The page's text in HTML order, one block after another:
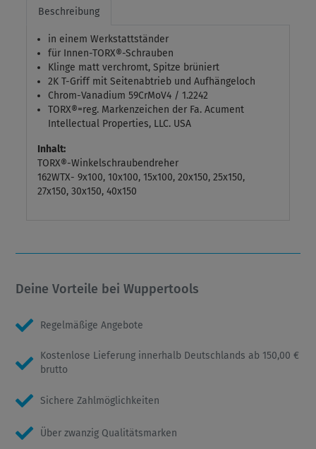
Beschreibung
in einem Werkstattständer
für Innen-TORX®-Schrauben
Klinge matt verchromt, Spitze brüniert
2K T-Griff mit Seitenabtrieb und Aufhängeloch
Chrom-Vanadium 59CrMoV4 / 1.2242
TORX®=reg. Markenzeichen der Fa. Acument
Intellectual Properties, LLC. USA
Inhalt:
TORX®-Winkelschraubendreher
162WTX- 9x100, 10x100, 15x100, 20x150, 25x150,
27x150, 30x150, 40x150
Deine Vorteile bei Wuppertools
Regelmäßige Angebote
Kostenlose Lieferung innerhalb Deutschlands ab 150,00 €
brutto
Sichere Zahlmöglichkeiten
Über zwanzig Qualitätsmarken